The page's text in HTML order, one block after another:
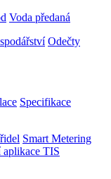
Voda předaná
Odečty
Specifikace
Smart Metering
TIS